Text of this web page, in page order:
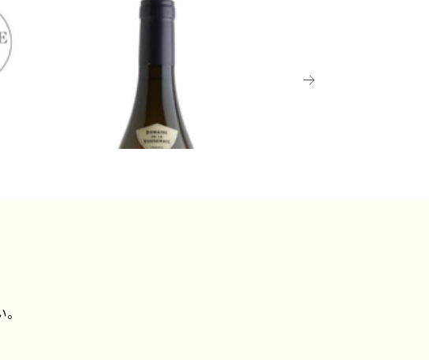
2021 シャサーニュ=モンラッシェ、モル
飲み頃だが熟成可能
¥31,900 (税込) - 750ml